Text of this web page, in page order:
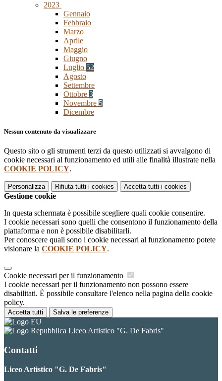
2023
Gennaio
Febbraio
Marzo
Aprile
Maggio
Giugno
Luglio 52
Agosto
Settembre
Ottobre 3
Novembre 5
Dicembre
Nessun contenuto da visualizzare
Questo sito o gli strumenti terzi da questo utilizzati si avvalgono di
cookie necessari al funzionamento ed utili alle finalità illustrate nella
COOKIE POLICY.
Personalizza Rifiuta tutti i cookies Accetta tutti i cookies
Gestione cookie
In questa schermata è possibile scegliere quali cookie consentire.
I cookie necessari sono quelli che consentono il funzionamento della
piattaforma e non è possibile disabilitarli.
Per conoscere quali sono i cookie necessari al funzionamento potete
visionare la COOKIE POLICY.
Cookie necessari per il funzionamento
I cookie necessari per il funzionamento non possono essere
disabilitati. È possibile consultare l'elenco nella pagina della cookie
policy.
Accetta tutti Salva le preferenze
Liceo Artistico "G. De Fabris"
Contatti
Liceo Artistico "G. De Fabris"